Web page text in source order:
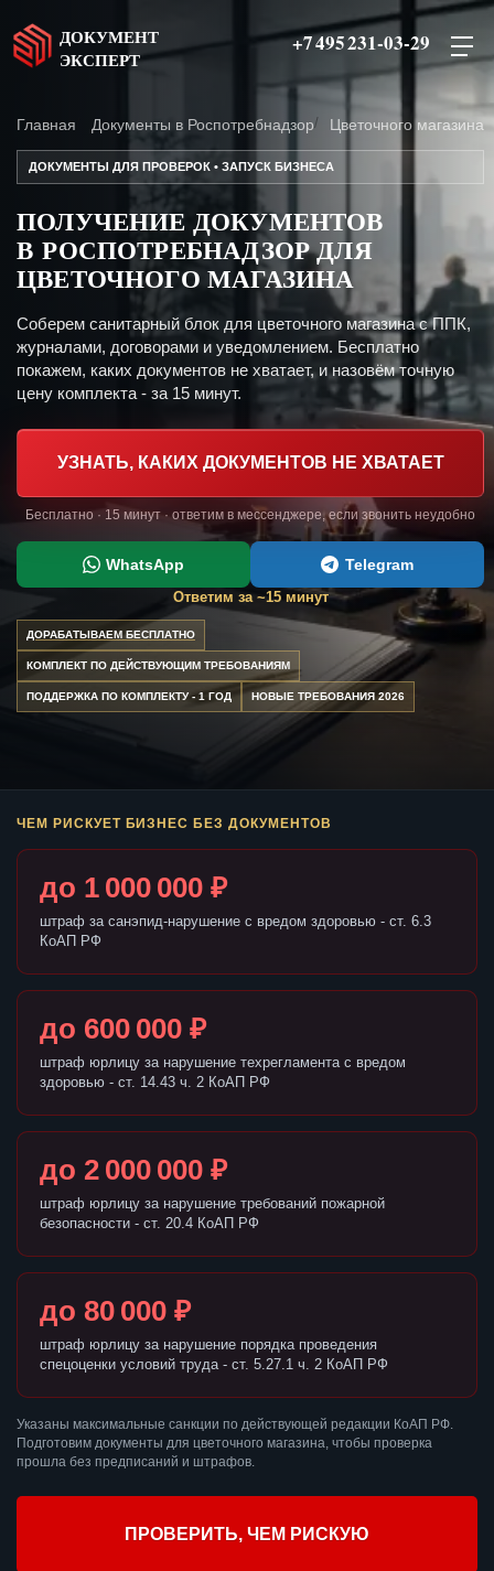
ДОКУМЕНТ
ЭКСПЕРТ
+7 495 231-03-29
Главная Документы в Роспотребнадзор Цветочного магазина
ДОКУМЕНТЫ ДЛЯ ПРОВЕРОК • ЗАПУСК БИЗНЕСА
ПОЛУЧЕНИЕ ДОКУМЕНТОВ
В РОСПОТРЕБНАДЗОР ДЛЯ
ЦВЕТОЧНОГО МАГАЗИНА
Соберем санитарный блок для цветочного магазина с ППК,
журналами, договорами и уведомлением. Бесплатно
покажем, каких документов не хватает, и назовём точную
цену комплекта - за 15 минут.
УЗНАТЬ, КАКИХ ДОКУМЕНТОВ НЕ ХВАТАЕТ
Бесплатно · 15 минут · ответим в мессенджере, если звонить неудобно
WhatsApp Telegram
Ответим за ~15 минут
ДОРАБАТЫВАЕМ БЕСПЛАТНО
КОМПЛЕКТ ПО ДЕЙСТВУЮЩИМ ТРЕБОВАНИЯМ
ПОДДЕРЖКА ПО КОМПЛЕКТУ - 1 ГОД НОВЫЕ ТРЕБОВАНИЯ 2026
ЧЕМ РИСКУЕТ БИЗНЕС БЕЗ ДОКУМЕНТОВ
до 1 000 000 ₽
штраф за санэпид-нарушение с вредом здоровью - ст. 6.3
КоАП РФ
до 600 000 ₽
штраф юрлицу за нарушение техрегламента с вредом
здоровью - ст. 14.43 ч. 2 КоАП РФ
до 2 000 000 ₽
штраф юрлицу за нарушение требований пожарной
безопасности - ст. 20.4 КоАП РФ
до 80 000 ₽
штраф юрлицу за нарушение порядка проведения
спецоценки условий труда - ст. 5.27.1 ч. 2 КоАП РФ
Указаны максимальные санкции по действующей редакции КоАП РФ.
Подготовим документы для цветочного магазина, чтобы проверка
прошла без предписаний и штрафов.
ПРОВЕРИТЬ, ЧЕМ РИСКУЮ